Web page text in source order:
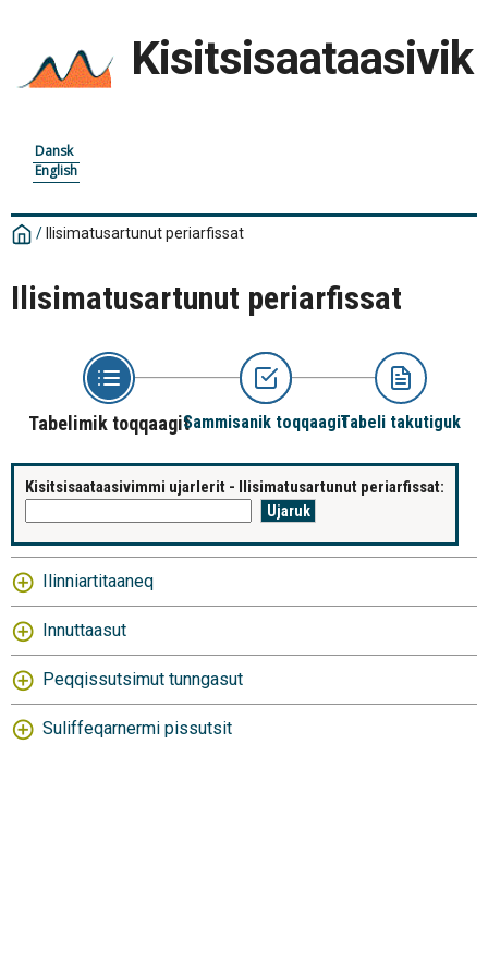
Kisitsisaataasivik
Dansk
English
/ Ilisimatusartunut periarfissat
Ilisimatusartunut periarfissat
Tabelimik toqqaagitSammisanik toqqaagitTabeli takutiguk
Kisitsisaataasivimmi ujarlerit - Ilisimatusartunut periarfissat:
Ilinniartitaaneq
Innuttaasut
Peqqissutsimut tunngasut
Suliffeqarnermi pissutsit